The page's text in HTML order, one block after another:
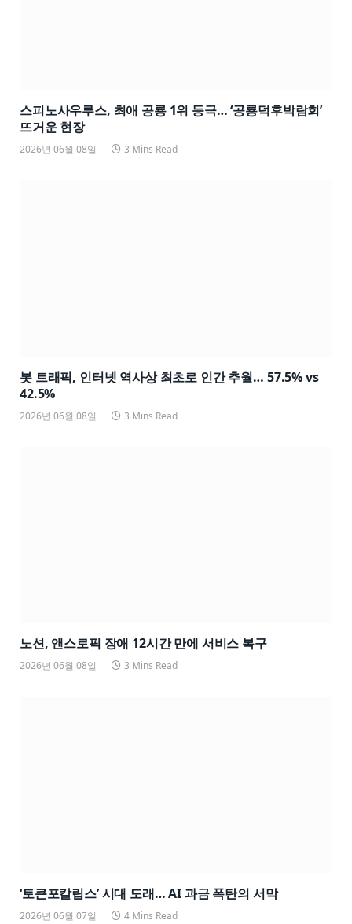
스피노사우루스, 최애 공룡 1위 등극… ‘공룡덕후박람회’
뜨거운 현장
2026년 06월 08일 3 Mins Read
봇 트래픽, 인터넷 역사상 최초로 인간 추월… 57.5% vs
42.5%
2026년 06월 08일 3 Mins Read
노션, 앤스로픽 장애 12시간 만에 서비스 복구
2026년 06월 08일 3 Mins Read
‘토큰포칼립스’ 시대 도래… AI 과금 폭탄의 서막
2026년 06월 07일 4 Mins Read